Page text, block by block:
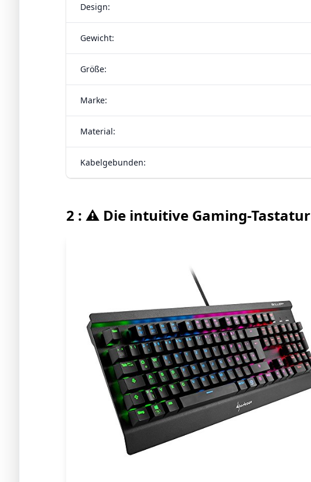
Design:
Gewicht:
Größe:
Marke:
Material:
Kabelgebunden:
2 : ⚠️ Die intuitive Gaming-Tastatur